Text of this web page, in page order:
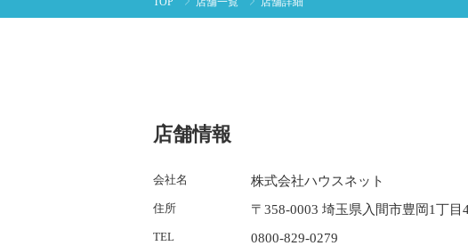
店舗情報
会社名 株式会社ハウスネット
住所 〒358-0003 埼玉県入間市豊岡1丁目
TEL 0800-829-0279